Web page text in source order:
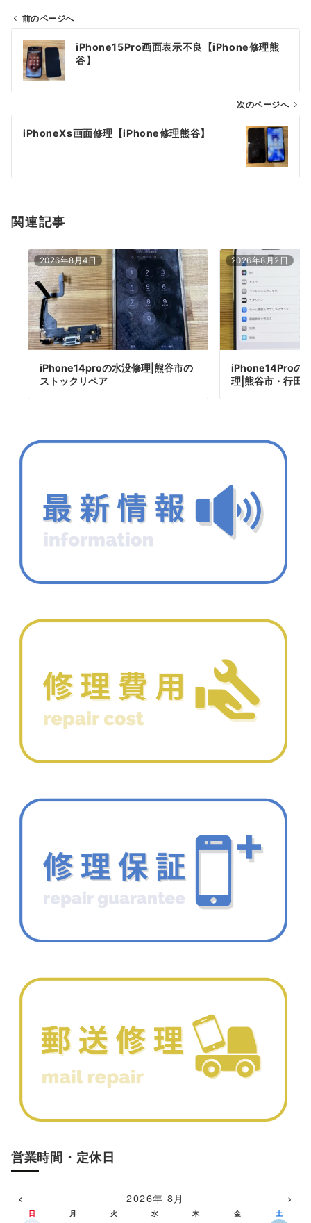
ン
前のページへ
iPhone15Pro画面表示不良【iPhone修理熊
谷】
次のページへ
iPhoneXs画面修理【iPhone修理熊谷】
関連記事
2026年8月4日
iPhone14proの水没修理|熊谷市の
ストックリペア
2026年8月2日
iPhone14Proの
理|熊谷市・行田
営業時間・定休日
‹ 2026年 8月 ›
日 月 火 水 木 金 土